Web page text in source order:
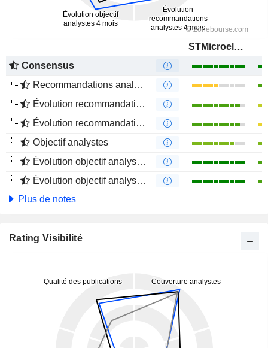
STMicroelectronics N.V.
Consensus
Recommandations analystes
Évolution recommandations analystes 1 an
Évolution recommandations analystes 4 mois
Objectif analystes
Évolution objectif analystes 1 an
Évolution objectif analystes 4 mois
Plus de notes
Rating Visibilité